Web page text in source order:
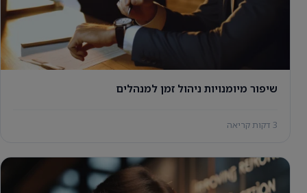
שיפור מיומנויות ניהול זמן למנהלים
3 דקות קריאה